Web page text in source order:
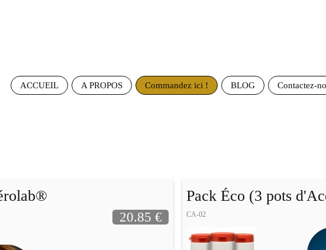
ACCUEIL A PROPOS Commandez ici ! BLOG Contactez-
20.85 €
Pack Éco (3 pots
CA-02